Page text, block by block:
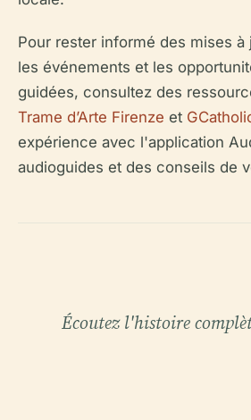
Pour rester informé des mises à
les événements et les
guidées, consultez des
Trame d’Arte Firenze et
expérience avec l'application
audioguides et des conseils de
Écoutez l'histoire